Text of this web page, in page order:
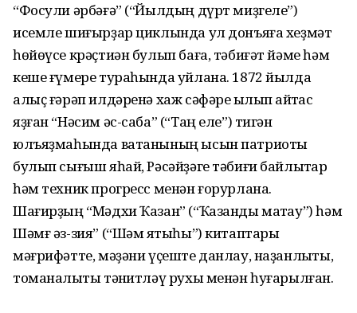
“Фосули әрбәғә” (“Йылдың дүрт миҙгеле”)
исемле шиғырҙар циклында ул донъяға хеҙмәт
һөйөүсе крәҫтиән булып баға, тәбиғәт йәме һәм
кеше ғүмере тураһында уйлана. 1872 йылда
алыҫ ғәрәп илдәренә хаж сәфәре ҡылып ҡайтҡас
яҙған “Нәсим әс-саба” (“Таң еле”) тигән
юлъяҙмаһында ватанының ысын патриоты
булып сығыш яһай, Рәсәйҙәге тәбиғи байлыҡтар
һәм техник прогресс менән ғорурлана.
Шағирҙың “Мәдхи Ҡазан” (“Ҡазанды маҡтау”) һәм
Шәмғ әз-зия” (“Шәм яҡтыһы”) китаптары
мәғрифәтте, мәҙәни үҫеште данлау, наҙанлыҡты,
томаналыҡты тәнҡитләү рухы менән һуғарылған.